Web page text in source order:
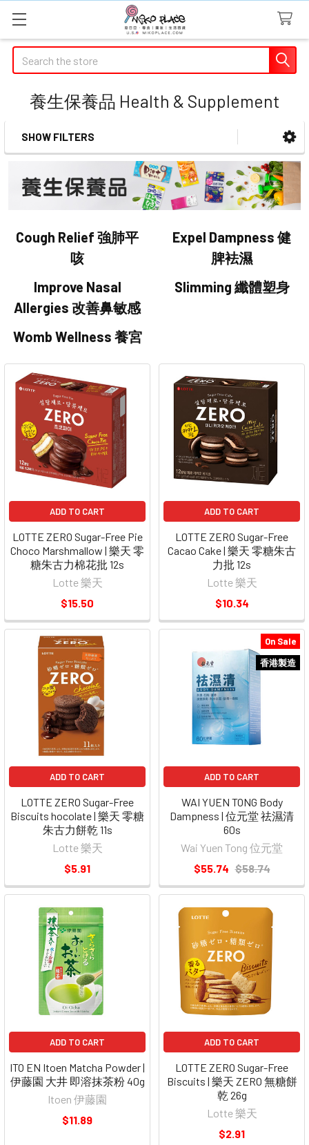
Search
養生保養品 Health & Supplement
Sidebar
SHOW FILTERS
Cough Relief 強肺平
咳
Expel Dampness 健
脾袪濕
Improve Nasal
Allergies 改善鼻敏感
Slimming 纖體塑身
Womb Wellness 養宮
ADD TO CART
LOTTE ZERO Sugar-Free Pie
Choco Marshmallow | 樂天 零
糖朱古力棉花批 12s
Lotte 樂天
$15.50
ADD TO CART
LOTTE ZERO Sugar-Free
Cacao Cake | 樂天 零糖朱古
力批 12s
Lotte 樂天
$10.34
ADD TO CART
LOTTE ZERO Sugar-Free
Biscuits hocolate | 樂天 零糖
朱古力餅乾 11s
Lotte 樂天
$5.91
On Sale
香港製造
ADD TO CART
WAI YUEN TONG Body
Dampness | 位元堂 祛濕清
60s
Wai Yuen Tong 位元堂
$55.74 $58.74
ADD TO CART
ITO EN Itoen Matcha Powder |
伊藤園 大井 即溶抹茶粉 40g
Itoen 伊藤園
$11.89
ADD TO CART
LOTTE ZERO Sugar-Free
Biscuits | 樂天 ZERO 無糖餅
乾 26g
Lotte 樂天
$2.91